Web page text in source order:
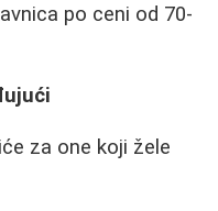
po ceni od 70-
za one koji žele